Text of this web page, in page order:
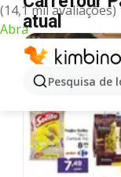
(14,1 mil avaliações)
Abra
Pesquisa de
atual